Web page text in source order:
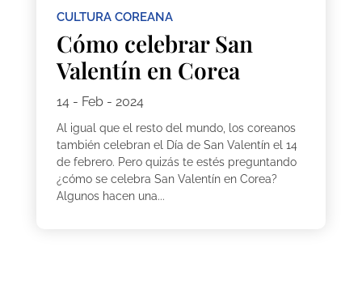
CULTURA COREANA
Cómo celebrar San
Valentín en Corea
14 - Feb - 2024
Al igual que el resto del mundo, los coreanos
también celebran el Día de San Valentín el 14
de febrero. Pero quizás te estés preguntando
¿cómo se celebra San Valentín en Corea?
Algunos hacen una...